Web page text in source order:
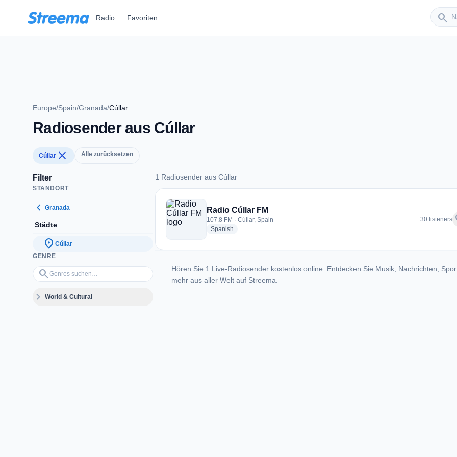
Radio Favoriten search
Sender
Europe/Spain/Granada/Cúllar
Radiosender aus Cúllar
Cúllar close Alle zurücksetzen
Filter
STANDORT
chevron_left Granada
Städte
location_on Cúllar
GENRE
search
Genres suchen…
expand_moreWorld & Cultural
1 Radiosender aus Cúllar
1 Radiosender aus Cúllar
Radio Cúllar FM
107.8 FM · Cúllar, Spain
Spanish
30 listeners
Hören Sie 1 Live-Radiosender kostenlos online. Entdecken Sie Musik, Nachrichten,
mehr aus aller Welt auf Streema.